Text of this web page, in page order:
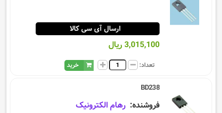
ارسال آی سی کالا
3,015,100 ریال
تعداد: خرید
BD238
فروشنده: رهام الکترونیک